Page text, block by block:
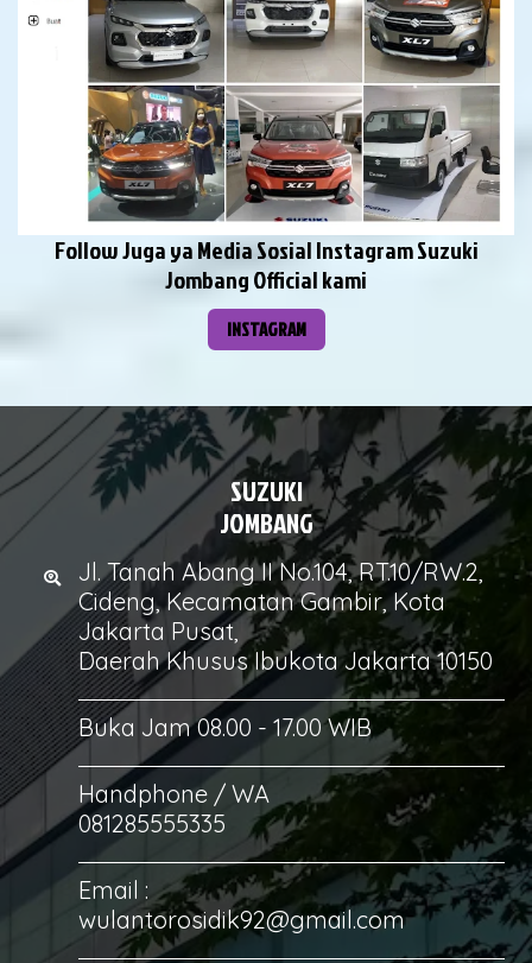
Follow Juga ya Media Sosial Instagram Suzuki
Jombang Official kami
INSTAGRAM
SUZUKI
JOMBANG
Jl. Tanah Abang II No.104, RT.10/RW.2,
Cideng, Kecamatan Gambir, Kota
Jakarta Pusat,
Daerah Khusus Ibukota Jakarta 10150
Buka Jam 08.00 - 17.00 WIB
Handphone / WA
081285555335
Email :
wulantorosidik92@gmail.com